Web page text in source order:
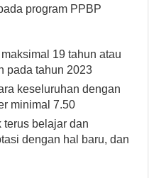
program PPBP
19 tahun atau
pada tahun 2023
keseluruhan dengan
minimal 7.50
terus belajar dan
dengan hal baru, dan